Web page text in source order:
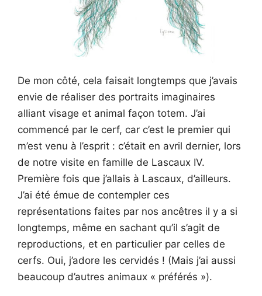
De mon côté, cela faisait longtemps que j’avais
envie de réaliser des portraits imaginaires
alliant visage et animal façon totem. J’ai
commencé par le cerf, car c’est le premier qui
m’est venu à l’esprit : c’était en avril dernier, lors
de notre visite en famille de Lascaux IV.
Première fois que j’allais à Lascaux, d’ailleurs.
J’ai été émue de contempler ces
représentations faites par nos ancêtres il y a si
longtemps, même en sachant qu’il s’agit de
reproductions, et en particulier par celles de
cerfs. Oui, j’adore les cervidés ! (Mais j’ai aussi
beaucoup d’autres animaux « préférés »).